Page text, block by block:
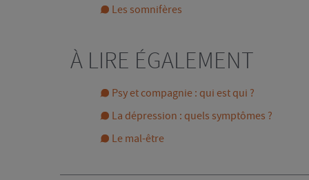
Les somnifères
À LIRE ÉGALEMENT
Psy et compagnie : qui est qui ?
La dépression : quels symptômes ?
Le mal-être